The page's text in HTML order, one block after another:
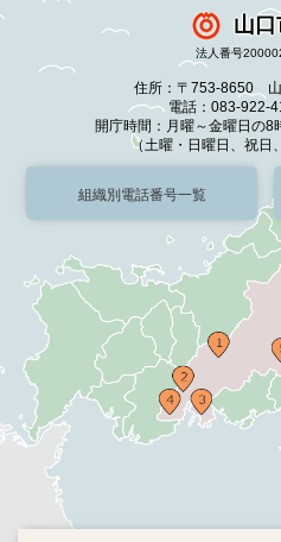
山口
法人番号
住所：〒753-8650
電話：083-922-
開庁時間：月曜～金曜日の8
（土曜・日曜日、祝日
組織別電話番号一覧